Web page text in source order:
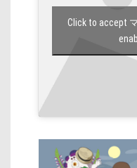
Click to accept